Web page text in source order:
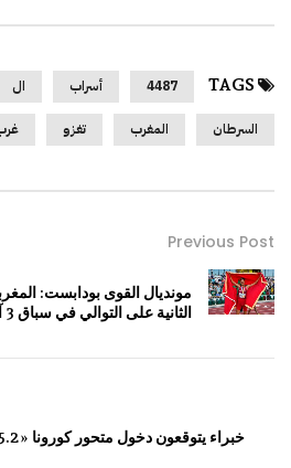
TAGS
4487 أسراب ال
السرطان المغرب تغزو
Previous Post
مونديال القوى بودابست:
الثانية على التوالي في سباق 3 آلاف متر موانع